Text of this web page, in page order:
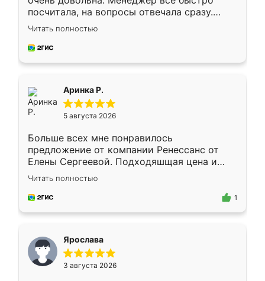
посчитала, на вопросы отвечала сразу.
Замерщик приехал в субботу, подошёл к
делу со всей ответственностью. Собрали
за день, ребята работали аккуратно, даже
Читать полностью
Аринка Р.
5 августа 2026
Больше всех мне понравилось
предложение от компании Ренессанс от
Елены Сергеевой. Подходяшщая цена и
короткие сроки изготовления. Приехавший
для замера сотрудник Владислав
предложил по моему эскизу самый
Читать полностью
1
Ярослава
3 августа 2026